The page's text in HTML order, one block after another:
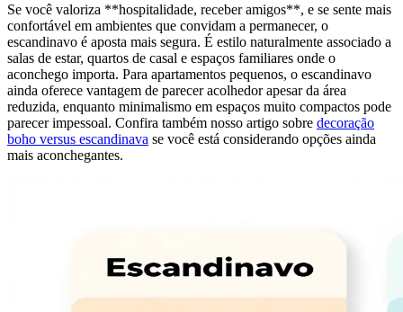
Se você valoriza **hospitalidade, receber amigos**, e se sente mais
confortável em ambientes que convidam a permanecer, o
escandinavo é aposta mais segura. É estilo naturalmente associado a
salas de estar, quartos de casal e espaços familiares onde o
aconchego importa. Para apartamentos pequenos, o escandinavo
ainda oferece vantagem de parecer acolhedor apesar da área
reduzida, enquanto minimalismo em espaços muito compactos pode
parecer impessoal. Confira também nosso artigo sobre decoração
boho versus escandinava se você está considerando opções ainda
mais aconchegantes.